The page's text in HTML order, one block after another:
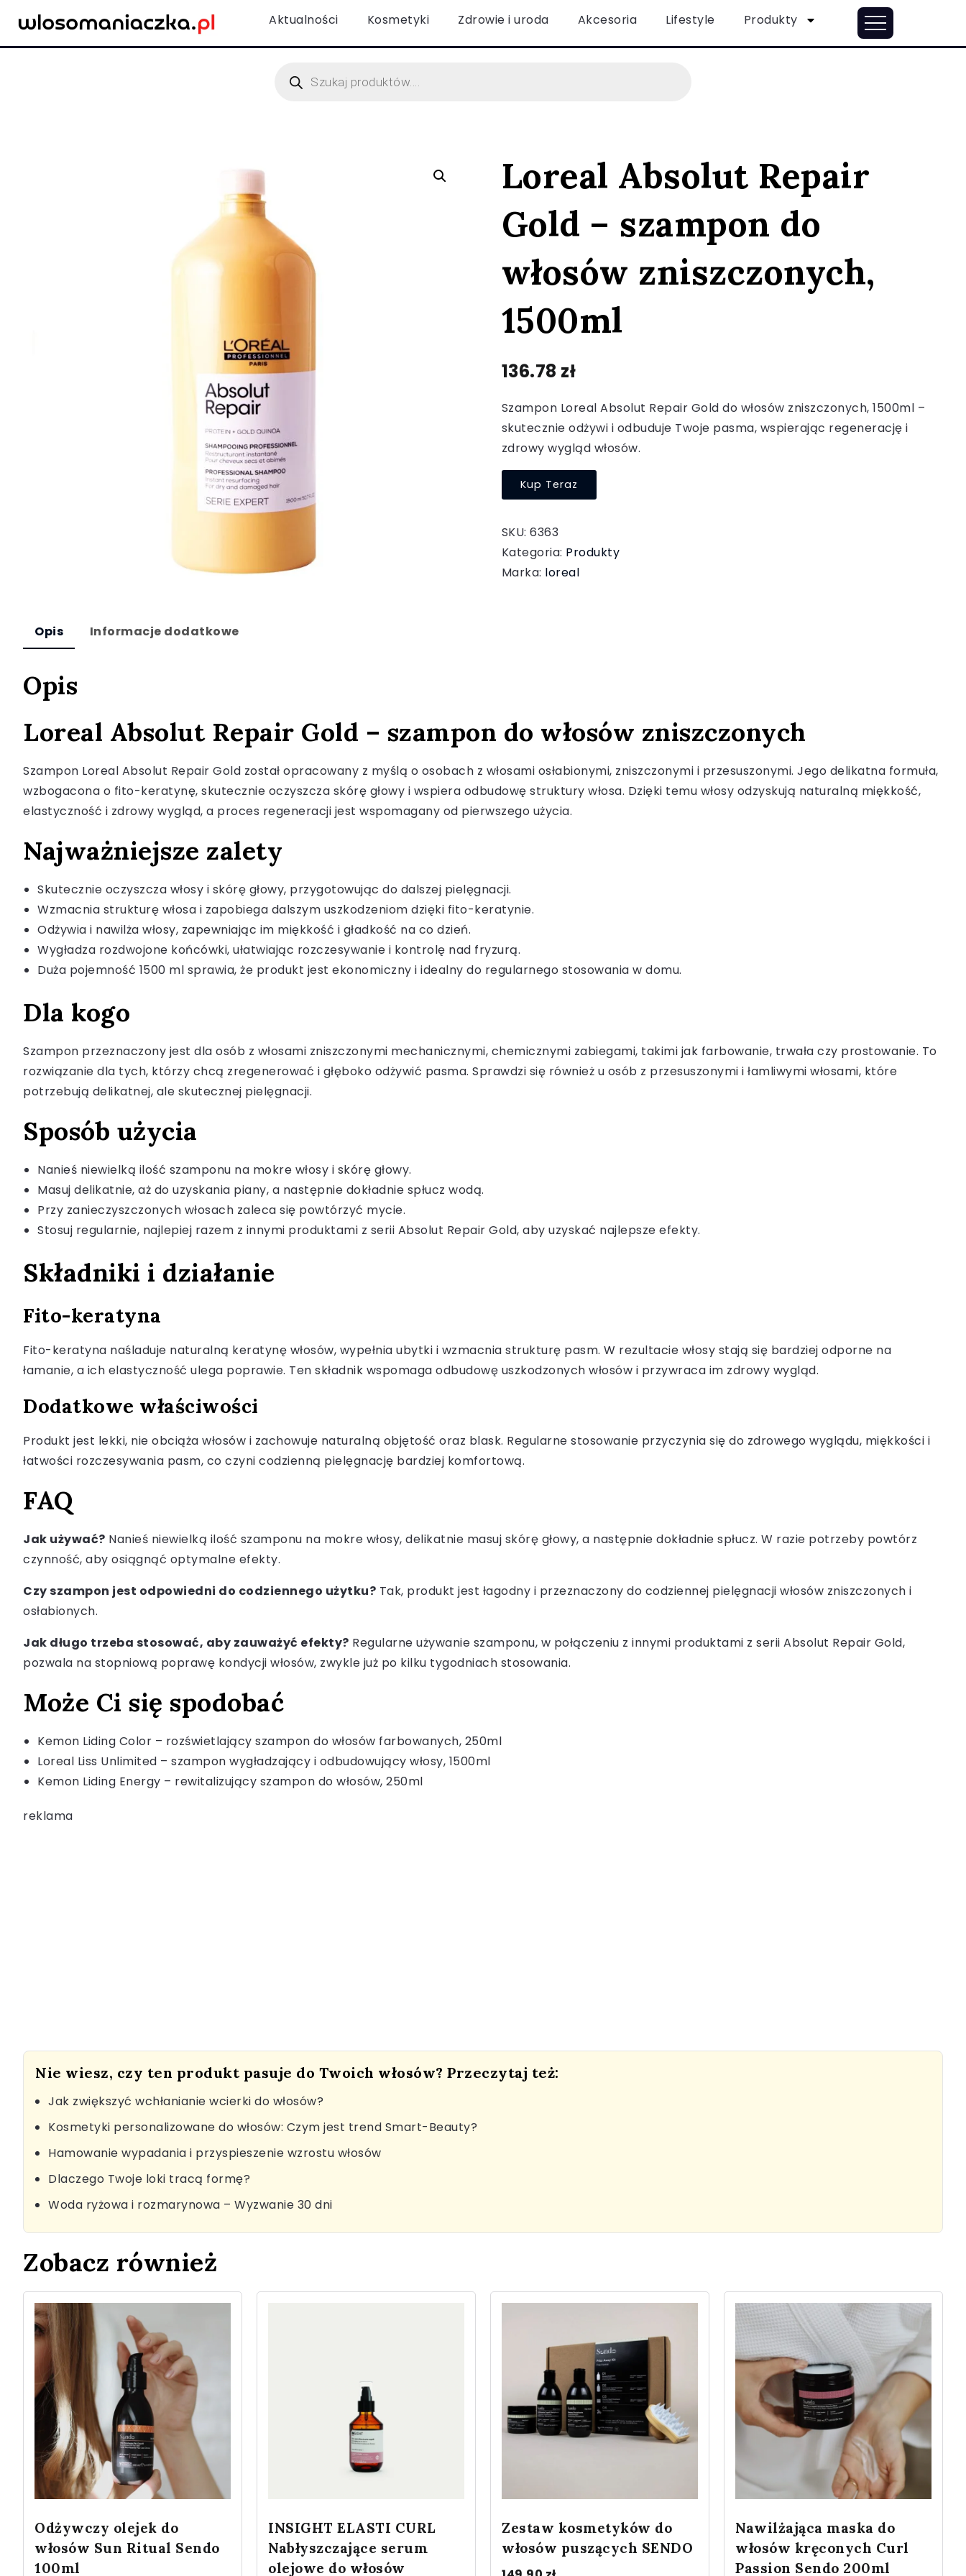
Aktualności Kosmetyki Zdrowie i uroda Akcesoria Lifestyle Produkty
Loreal Absolut Repair
Gold – szampon do
włosów zniszczonych,
1500ml
136.78 zł
Szampon Loreal Absolut Repair Gold do włosów zniszczonych, 1500ml –
skutecznie odżywi i odbuduje Twoje pasma, wspierając regenerację i
zdrowy wygląd włosów.
Kup Teraz
SKU:6363
Kategoria: Produkty
Marka: loreal
Opis Informacje dodatkowe
Opis
Loreal Absolut Repair Gold – szampon do włosów zniszczonych
Szampon Loreal Absolut Repair Gold został opracowany z myślą o osobach z włosami osłabionymi, zniszczonymi i przesuszonymi. Jego delikatna formuła,
wzbogacona o fito-keratynę, skutecznie oczyszcza skórę głowy i wspiera odbudowę struktury włosa. Dzięki temu włosy odzyskują naturalną miękkość,
elastyczność i zdrowy wygląd, a proces regeneracji jest wspomagany od pierwszego użycia.
Najważniejsze zalety
Skutecznie oczyszcza włosy i skórę głowy, przygotowując do dalszej pielęgnacji.
Wzmacnia strukturę włosa i zapobiega dalszym uszkodzeniom dzięki fito-keratynie.
Odżywia i nawilża włosy, zapewniając im miękkość i gładkość na co dzień.
Wygładza rozdwojone końcówki, ułatwiając rozczesywanie i kontrolę nad fryzurą.
Duża pojemność 1500 ml sprawia, że produkt jest ekonomiczny i idealny do regularnego stosowania w domu.
Dla kogo
Szampon przeznaczony jest dla osób z włosami zniszczonymi mechanicznymi, chemicznymi zabiegami, takimi jak farbowanie, trwała czy prostowanie. To
rozwiązanie dla tych, którzy chcą zregenerować i głęboko odżywić pasma. Sprawdzi się również u osób z przesuszonymi i łamliwymi włosami, które
potrzebują delikatnej, ale skutecznej pielęgnacji.
Sposób użycia
Nanieś niewielką ilość szamponu na mokre włosy i skórę głowy.
Masuj delikatnie, aż do uzyskania piany, a następnie dokładnie spłucz wodą.
Przy zanieczyszczonych włosach zaleca się powtórzyć mycie.
Stosuj regularnie, najlepiej razem z innymi produktami z serii Absolut Repair Gold, aby uzyskać najlepsze efekty.
Składniki i działanie
Fito-keratyna
Fito-keratyna naśladuje naturalną keratynę włosów, wypełnia ubytki i wzmacnia strukturę pasm. W rezultacie włosy stają się bardziej odporne na
łamanie, a ich elastyczność ulega poprawie. Ten składnik wspomaga odbudowę uszkodzonych włosów i przywraca im zdrowy wygląd.
Dodatkowe właściwości
Produkt jest lekki, nie obciąża włosów i zachowuje naturalną objętość oraz blask. Regularne stosowanie przyczynia się do zdrowego wyglądu, miękkości i
łatwości rozczesywania pasm, co czyni codzienną pielęgnację bardziej komfortową.
FAQ
Jak używać? Nanieś niewielką ilość szamponu na mokre włosy, delikatnie masuj skórę głowy, a następnie dokładnie spłucz. W razie potrzeby powtórz
czynność, aby osiągnąć optymalne efekty.
Czy szampon jest odpowiedni do codziennego użytku? Tak, produkt jest łagodny i przeznaczony do codziennej pielęgnacji włosów zniszczonych i
osłabionych.
Jak długo trzeba stosować, aby zauważyć efekty? Regularne używanie szamponu, w połączeniu z innymi produktami z serii Absolut Repair Gold,
pozwala na stopniową poprawę kondycji włosów, zwykle już po kilku tygodniach stosowania.
Może Ci się spodobać
Kemon Liding Color – rozświetlający szampon do włosów farbowanych, 250ml
Loreal Liss Unlimited – szampon wygładzający i odbudowujący włosy, 1500ml
Kemon Liding Energy – rewitalizujący szampon do włosów, 250ml
reklama
Nie wiesz, czy ten produkt pasuje do Twoich włosów? Przeczytaj też:
Jak zwiększyć wchłanianie wcierki do włosów?
Kosmetyki personalizowane do włosów: Czym jest trend Smart-Beauty?
Hamowanie wypadania i przyspieszenie wzrostu włosów
Dlaczego Twoje loki tracą formę?
Woda ryżowa i rozmarynowa – Wyzwanie 30 dni
Zobacz również
Odżywczy olejek do
włosów Sun Ritual Sendo
100ml
INSIGHT ELASTI CURL
Nabłyszczające serum
olejowe do włosów
Zestaw kosmetyków do
włosów puszących SENDO
Nawilżająca maska do
włosów kręconych Curl
Passion Sendo 200ml